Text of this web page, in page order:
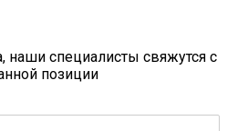
наши специалисты свяжутся с
позиции